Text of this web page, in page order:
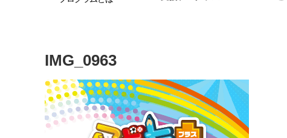
IMG_0963